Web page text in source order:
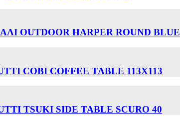
OUTDOOR HARPER ROUND BLUE
COBI COFFEE TABLE 113Χ113
TSUKI SIDE TABLE SCURO 40